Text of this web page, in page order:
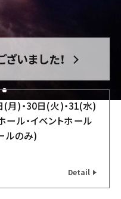
いました！
月)・30日(火)・31(水)
ル・イベントホール
ルのみ)
Detail